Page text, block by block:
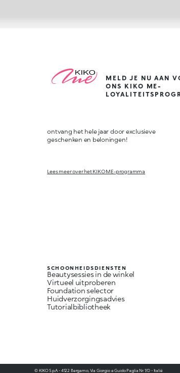
MELD JE NU AAN
ONS KIKO ME-
ontvang het hele jaar door exclusieve
geschenken en beloningen!
Lees meer over het KIKO ME-programma
SCHOONHEIDSDIENSTEN
Beautysessies in de winkel
Virtueel uitproberen
Foundation selector
Huidverzorgingsadvies
Tutorialbibliotheek
© KIKO S.p.A. - 4122 Bergamo, Via Giorgio e Guido Paglia Nr. 1/D - Italië